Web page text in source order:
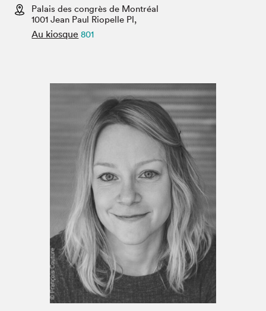
Espace médias
Palais des congrès de Montréal
1001 Jean Paul Riopelle Pl,
Au kiosque 801